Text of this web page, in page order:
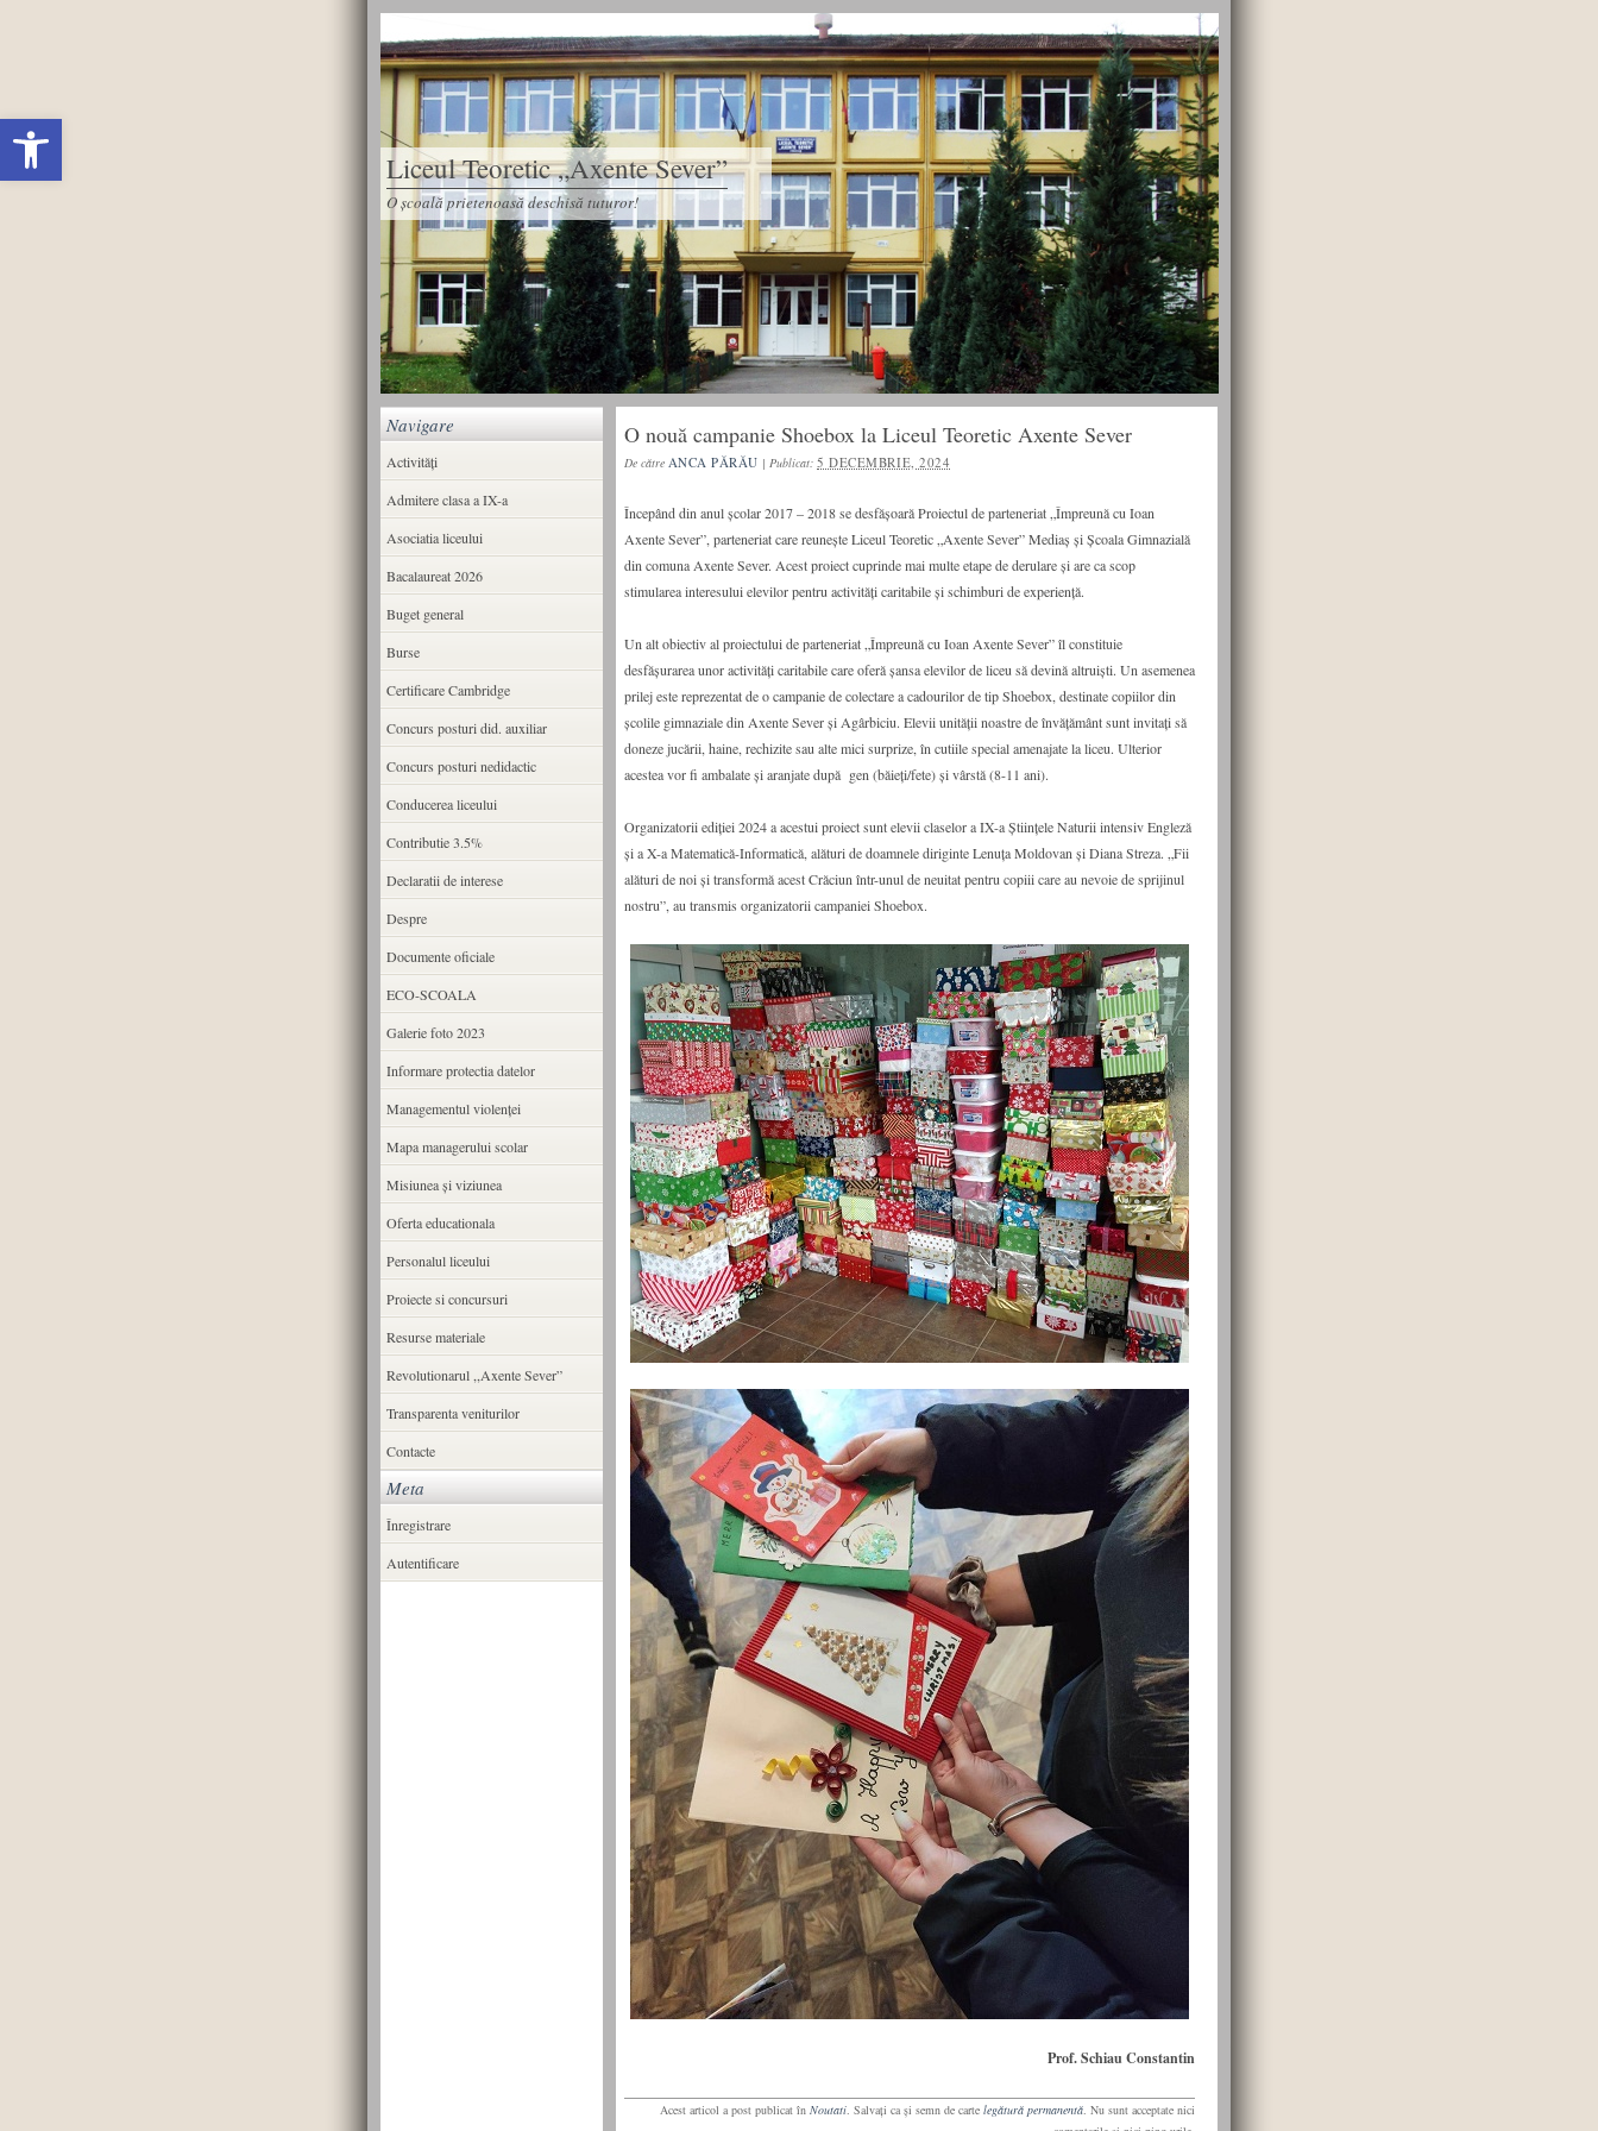
Deschide bara de unelte
Liceul Teoretic „Axente Sever”
O școală prietenoasă deschisă tuturor!
O nouă campanie Shoebox la Liceul Teoretic Axente Sever
De către ANCA PĂRĂU | Publicat: 5 DECEMBRIE, 2024
Începând din anul școlar 2017 – 2018 se desfășoară Proiectul de parteneriat „Împreună cu Ioan
Axente Sever”, parteneriat care reunește Liceul Teoretic „Axente Sever” Mediaș și Școala Gimnazială
din comuna Axente Sever. Acest proiect cuprinde mai multe etape de derulare și are ca scop
stimularea interesului elevilor pentru activităţi caritabile și schimburi de experienţă.
Un alt obiectiv al proiectului de parteneriat „Împreună cu Ioan Axente Sever” îl constituie
desfășurarea unor activități caritabile care oferă șansa elevilor de liceu să devină altruiști. Un asemenea
prilej este reprezentat de o campanie de colectare a cadourilor de tip Shoebox, destinate copiilor din
școlile gimnaziale din Axente Sever și Agârbiciu. Elevii unității noastre de învățământ sunt invitați să
doneze jucării, haine, rechizite sau alte mici surprize, în cutiile special amenajate la liceu. Ulterior
acestea vor fi ambalate și aranjate după gen (băieți/fete) și vârstă (8-11 ani).
Organizatorii ediției 2024 a acestui proiect sunt elevii claselor a IX-a Științele Naturii intensiv Engleză
și a X-a Matematică-Informatică, alături de doamnele diriginte Lenuța Moldovan și Diana Streza. „Fii
alături de noi și transformă acest Crăciun într-unul de neuitat pentru copiii care au nevoie de sprijinul
nostru”, au transmis organizatorii campaniei Shoebox.
Prof. Schiau Constantin
Acest articol a post publicat în Noutati. Salvaţi ca şi semn de carte legătură permanentă. Nu sunt acceptate nici
Navigare
Activități
Admitere clasa a IX-a
Asociatia liceului
Bacalaureat 2026
Buget general
Burse
Certificare Cambridge
Concurs posturi did. auxiliar
Concurs posturi nedidactic
Conducerea liceului
Contributie 3.5%
Declaratii de interese
Despre
Documente oficiale
ECO-SCOALA
Galerie foto 2023
Informare protectia datelor
Managementul violenței
Mapa managerului scolar
Misiunea şi viziunea
Oferta educationala
Personalul liceului
Proiecte si concursuri
Resurse materiale
Revolutionarul ,,Axente Sever”
Transparenta veniturilor
Contacte
Meta
Înregistrare
Autentificare